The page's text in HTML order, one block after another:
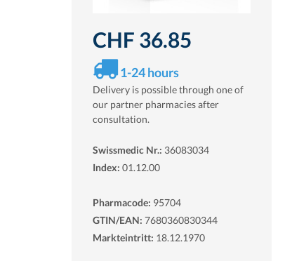
CHF 36.85
1-24 hours
Delivery is possible through one of
our partner pharmacies after
consultation.
Swissmedic Nr.: 36083034
Index: 01.12.00
Pharmacode: 95704
GTIN/EAN: 7680360830344
Markteintritt: 18.12.1970